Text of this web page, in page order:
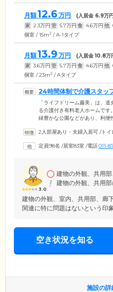
月額12.6 万円 (入居金 6.9万
家 2.3万円 管 5.7万円 食 4.6万円 他
個室 / 15m2 / A-1タイプ
月額13.9 万円 (入居金10.8万
家 3.6万円 管 5.7万円 食 4.6万円 他
個室 / 23m2 / Aタイプ
24時間体制で介護スタッ
とができます
「ライフドリーム藤美」は、
る介護付き有料老人ホームで
緑豊かな公園などがあり、利便
フたちが、ご入居者様お一人お
回の訪問診療や健康相談などを
2人部屋あり・夫婦入居可 /トイ
定員98名 /居室83室 /電話011-
3.0
建物の外観、共用部
建物の外観、共用部
建物の外観、室内、共用部、廊
関連に特に問題はないという印
空き状況を知る
施設の詳